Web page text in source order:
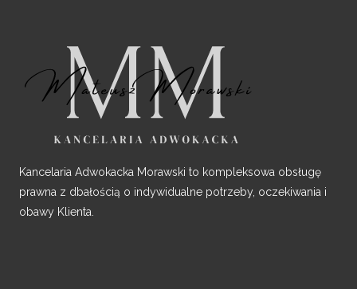
Kancelaria Adwokacka Morawski to kompleksowa obsługę
prawna z dbałością o indywidualne potrzeby, oczekiwania i
obawy Klienta.